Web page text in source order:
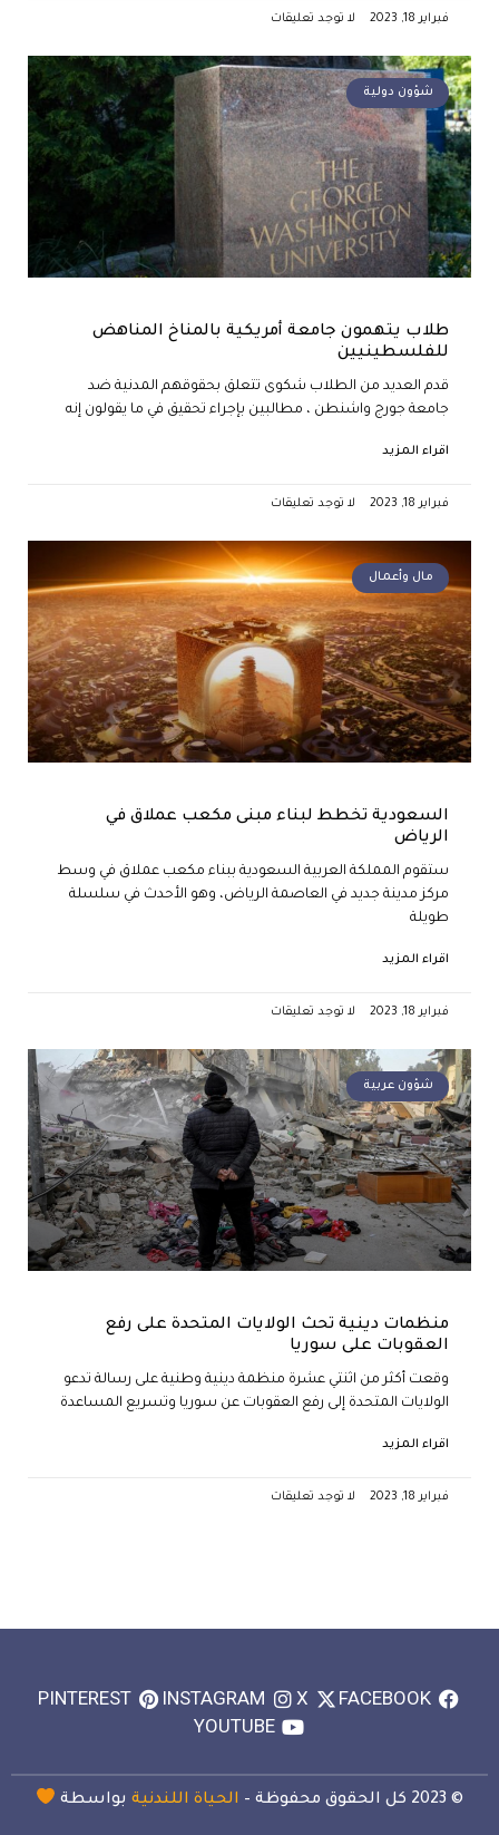
فبراير 18, 2023 لا توجد تعليقات
شؤون دولية
طلاب يتهمون جامعة أمريكية بالمناخ المناهض
للفلسطينيين
قدم العديد من الطلاب شكوى تتعلق بحقوقهم المدنية ضد
جامعة جورج واشنطن ، مطالبين بإجراء تحقيق في ما يقولون إنه
اقراء المزيد
فبراير 18, 2023 لا توجد تعليقات
مال وأعمال
السعودية تخطط لبناء مبنى مكعب عملاق في
الرياض
ستقوم المملكة العربية السعودية ببناء مكعب عملاق في وسط
مركز مدينة جديد في العاصمة الرياض، وهو الأحدث في سلسلة
طويلة
اقراء المزيد
فبراير 18, 2023 لا توجد تعليقات
شؤون عربية
منظمات دينية تحث الولايات المتحدة على رفع
العقوبات على سوريا
وقعت أكثر من اثنتي عشرة منظمة دينية وطنية على رسالة تدعو
الولايات المتحدة إلى رفع العقوبات عن سوريا وتسريع المساعدة
اقراء المزيد
فبراير 18, 2023 لا توجد تعليقات
FACEBOOK
X
INSTAGRAM
PINTEREST
YOUTUBE
© 2023 كل الحقوق محفوظة – الحياة اللندنيةبواسطة